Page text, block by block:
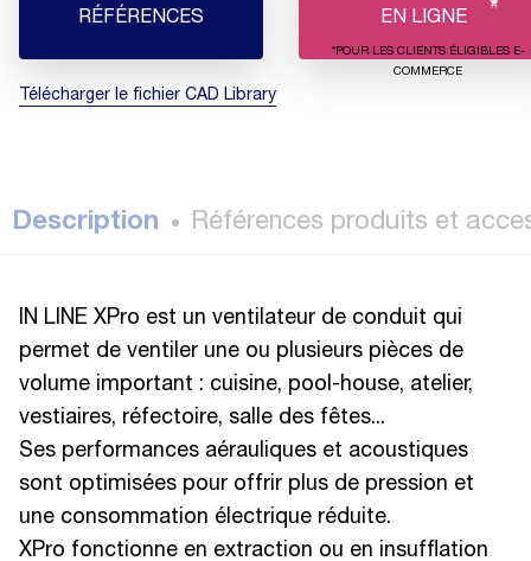
RÉFÉRENCES
EN LIGNE
*POUR LES CLIENTS ÉLIGIBLES E-
COMMERCE
Télécharger le fichier CAD Library
Description Références produits et
IN LINE XPro est un ventilateur de conduit qui
permet de ventiler une ou plusieurs pièces de
volume important : cuisine, pool-house, atelier,
vestiaires, réfectoire, salle des fêtes...
Ses performances aérauliques et acoustiques
sont optimisées pour offrir plus de pression et
une consommation électrique réduite.
XPro fonctionne en extraction ou en insufflation